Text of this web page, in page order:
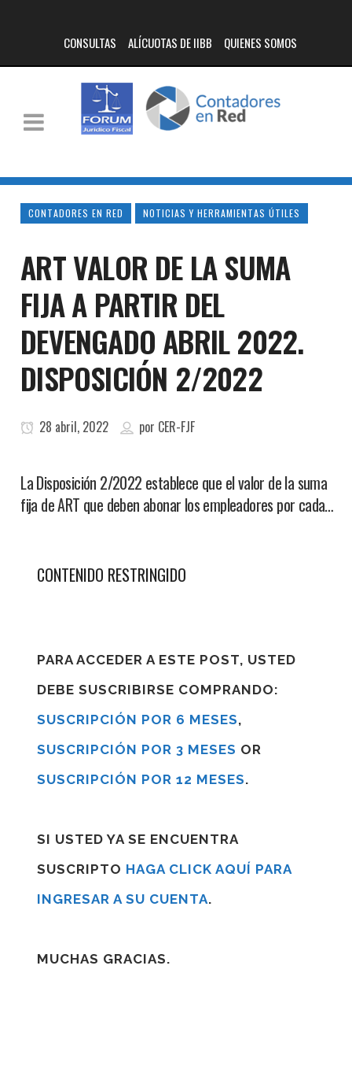
CONSULTAS ALÍCUOTAS DE IIBB QUIENES SOMOS
CONTADORES EN RED NOTICIAS Y HERRAMIENTAS ÚTILES
ART VALOR DE LA SUMA
FIJA A PARTIR DEL
DEVENGADO ABRIL 2022.
DISPOSICIÓN 2/2022
28 abril, 2022 por CER-FJF
La Disposición 2/2022 establece que el valor de la suma
fija de ART que deben abonar los empleadores por cada…
CONTENIDO RESTRINGIDO
PARA ACCEDER A ESTE POST, USTED
DEBE SUSCRIBIRSE COMPRANDO:
SUSCRIPCIÓN POR 6 MESES,
SUSCRIPCIÓN POR 3 MESES OR
SUSCRIPCIÓN POR 12 MESES.
SI USTED YA SE ENCUENTRA
SUSCRIPTO HAGA CLICK AQUÍ PARA
INGRESAR A SU CUENTA.
MUCHAS GRACIAS.